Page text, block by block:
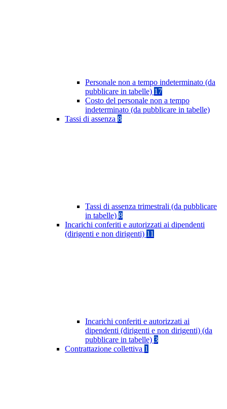
Personale non a tempo indeterminato (da
pubblicare in tabelle) 17
Costo del personale non a tempo
indeterminato (da pubblicare in tabelle)
Tassi di assenza 8
Tassi di assenza trimestrali (da pubblicare
in tabelle) 8
Incarichi conferiti e autorizzati ai dipendenti
(dirigenti e non dirigenti) 11
Incarichi conferiti e autorizzati ai
dipendenti (dirigenti e non dirigenti) (da
pubblicare in tabelle) 3
Contrattazione collettiva 1